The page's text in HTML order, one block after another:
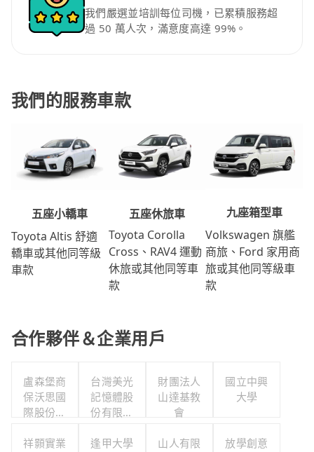
我們嚴選並培訓每位司機，已累積服務超
過 50 萬人次，滿意度高達 99%。
我們的服務車款
五座小轎車
Toyota Altis 舒適
轎車或其他同等級
車款
五座休旅車
Toyota Corolla
Cross、RAV4 運動
休旅或其他同等車
款
九座箱型車
Volkswagen 旗艦
商旅、Ford 家用商
旅或其他同等級車
款
合作夥伴＆企業用戶
盧森堡商
保沃思國
際股份有
台灣美光
記憶體股
份有限公
財團法人
山達基教
會
國立中興
大學
祥顥實業
逢甲大學
山人有限
放學創意